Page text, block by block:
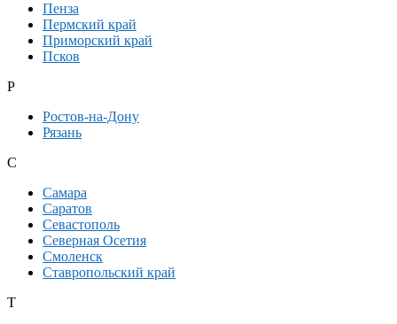
Пенза
Пермский край
Приморский край
Псков
Р
Ростов-на-Дону
Рязань
С
Самара
Саратов
Севастополь
Северная Осетия
Смоленск
Ставропольский край
Т